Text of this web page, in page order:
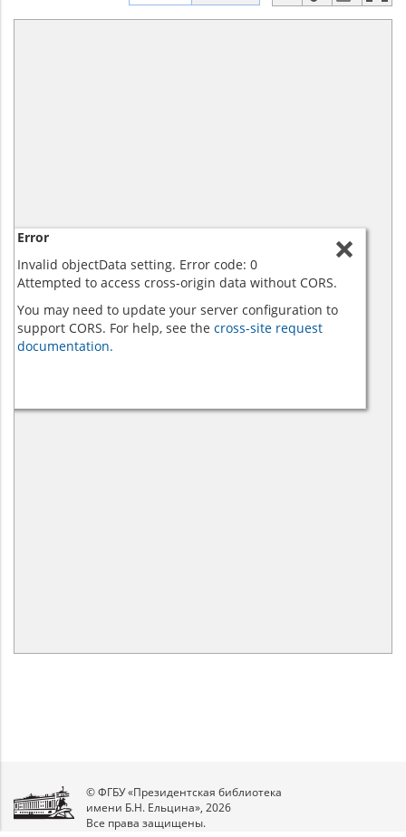
Error
Invalid objectData setting. Error code: 0
Attempted to access cross-origin data without CORS.
You may need to update your server configuration to
support CORS. For help, see the cross-site request
documentation.
© ФГБУ «Президентская библиотека
имени Б.Н. Ельцина», 2026
Все права защищены.